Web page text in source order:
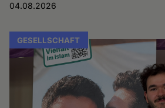
04.08.2026
GESELLSCHAFT